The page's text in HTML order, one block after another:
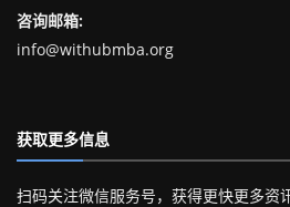
咨询邮箱:
info@withubmba.org
获取更多信息
扫码关注微信服务号，获得更快更多资